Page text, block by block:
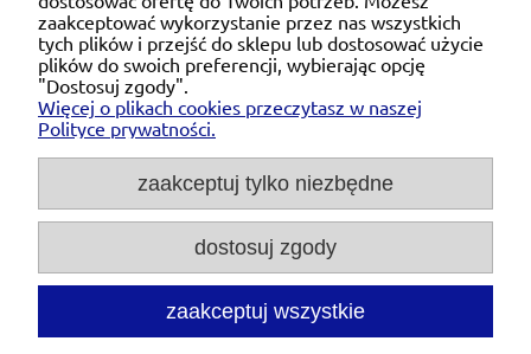
Moje konto
Płatności i dostawa
O nas
Michał Niedźwiecki Dobra Armatura, ul. Krakowska
28d/5, 71-021 Szczecin, woj. zachodniopomorskie,
697476240pon. - pt. 08:00-18:00 |
Mail:kontakt@dobraarmatura.pl
zaakceptować wykorzystanie przez nas wszystkich
tych plików i przejść do sklepu lub dostosować użycie
plików do swoich preferencji, wybierając opcję
"Dostosuj zgody".
Więcej o plikach cookies przeczytasz w naszej
Polityce prywatności.
zaakceptuj tylko niezbędne
dostosuj zgody
zaakceptuj wszystkie